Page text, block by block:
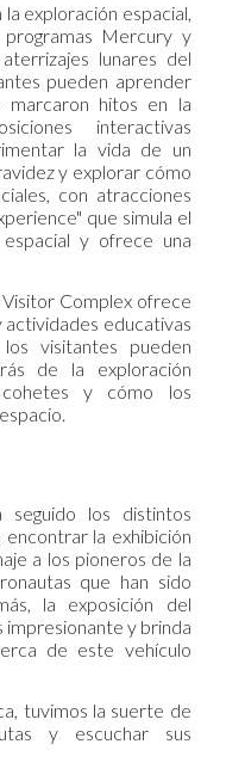
exploración espacial,
Mercury y
lunares del
pueden aprender
marcaron hitos en la
interactivas
la vida de un
y explorar cómo
con atracciones
que simula el
y ofrece una
Complexofrece
actividades educativas
visitantes pueden
de la exploración
cohetes y cómo los
los distintos
la exhibición
a los pioneros de la
que han sido
la exposición del
y brinda
de este vehículo
tuvimos la suerte de
y escuchar sus